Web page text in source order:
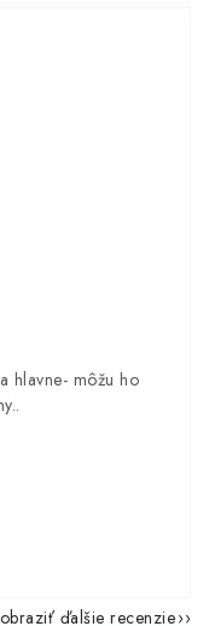
hlavne- môžu ho
ďalšie recenzie